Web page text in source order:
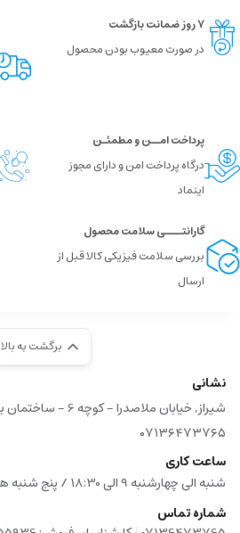
۷ روز ضمانت بازگشت
در صورت معیوب بودن محصول
پرداخت امــن و مطمئـن
درگاه پرداخت امن و دارای مجوز
اینماد
گارانتــــی سلامت محصول
بررسی سلامت فیزیکی کالا قبل از
ارسال
برگشت به بالا
نشانی
۰۷۱۳۶۴۷۳۷۶۵
ساعت کاری
شنبه الی چهارشنبه 9 الی 18:30 / پنج شنبه ها 9 الی 14
شماره تماس